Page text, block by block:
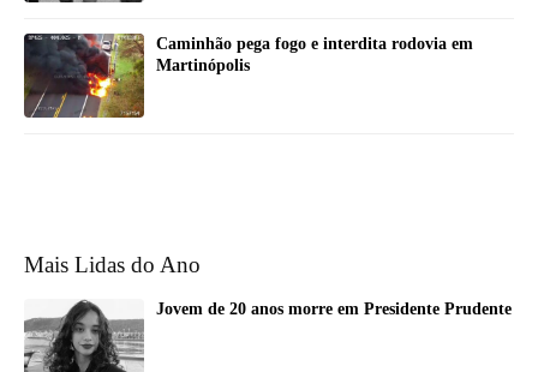
Caminhão pega fogo e interdita rodovia em
Martinópolis
Mais Lidas do Ano
Jovem de 20 anos morre em Presidente Prudente